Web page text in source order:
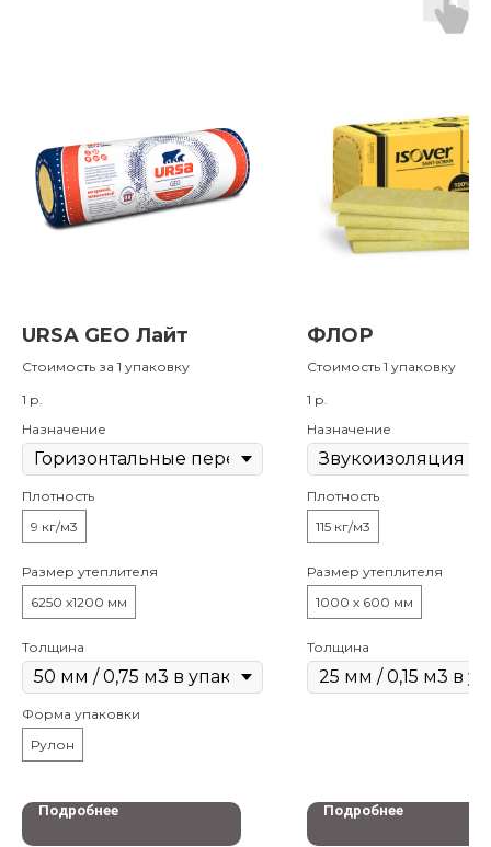
URSA GEO Лайт
Стоимость за 1 упаковку
1 р.
Назначение
Плотность
9 кг/м3
Размер утеплителя
6250 x1200 мм
Толщина
Форма упаковки
Рулон
Подробнее
ФЛОР
Стоимость 1 упаковку
1 р.
Назначение
Плотность
115 кг/м3
Размер утеплителя
1000 x 600 мм
Толщина
Подробнее